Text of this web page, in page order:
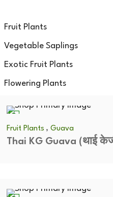
Fruit Plants
Vegetable Saplings
Exotic Fruit Plants
Flowering Plants
Fruit Plants , Guava
Thai KG Guava (थाई